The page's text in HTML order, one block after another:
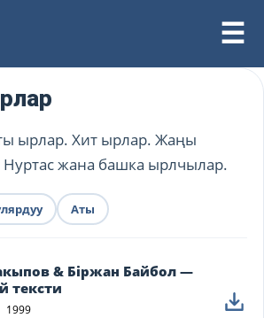
ырлар. Хит ырлар. Жаңы
жана башка ырлчылар.
Аты
& Біржан Байбол —
тексти
1999